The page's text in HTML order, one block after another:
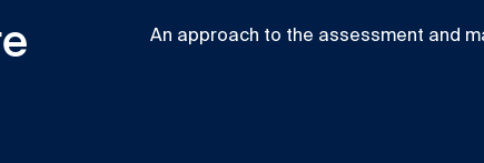
An approach to the assessment and